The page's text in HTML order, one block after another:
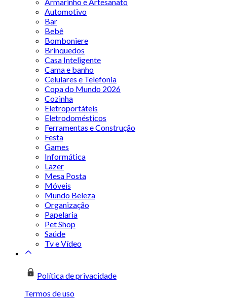
Automotivo
Bar
Bebê
Bomboniere
Brinquedos
Casa Inteligente
Cama e banho
Celulares e Telefonia
Copa do Mundo 2026
Cozinha
Eletroportáteis
Eletrodomésticos
Ferramentas e Construção
Festa
Games
Informática
Lazer
Mesa Posta
Móveis
Mundo Beleza
Organização
Papelaria
Pet Shop
Saúde
Tv e Vídeo
Política de privacidade
Termos de uso